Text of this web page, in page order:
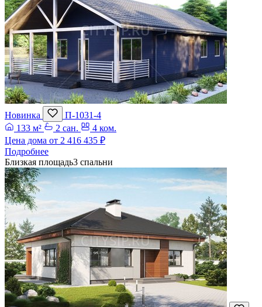
Новинка
П-1031-4
133 м²
2 сан.
4 ком.
Цена дома от 2 416 435 ₽
Подробнее
Близкая площадь3 спальни